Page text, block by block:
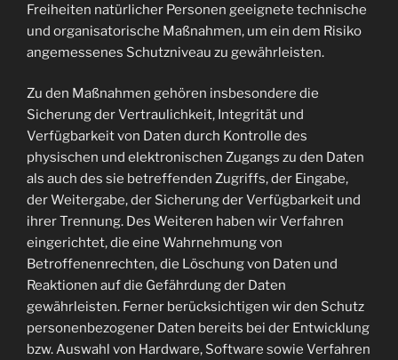
Freiheiten natürlicher Personen geeignete technische
und organisatorische Maßnahmen, um ein dem Risiko
angemessenes Schutzniveau zu gewährleisten.
Zu den Maßnahmen gehören insbesondere die
Sicherung der Vertraulichkeit, Integrität und
Verfügbarkeit von Daten durch Kontrolle des
physischen und elektronischen Zugangs zu den Daten
als auch des sie betreffenden Zugriffs, der Eingabe,
der Weitergabe, der Sicherung der Verfügbarkeit und
ihrer Trennung. Des Weiteren haben wir Verfahren
eingerichtet, die eine Wahrnehmung von
Betroffenenrechten, die Löschung von Daten und
Reaktionen auf die Gefährdung der Daten
gewährleisten. Ferner berücksichtigen wir den Schutz
personenbezogener Daten bereits bei der Entwicklung
bzw. Auswahl von Hardware, Software sowie Verfahren